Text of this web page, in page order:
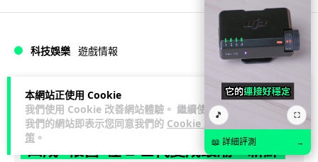
本網站正使用 Cookie
我們使用 Cookie 改善網站體驗。 繼續使用
我們的網站即表示您同意我們的 Cookie 政
策 。
科技娛樂 遊戲情報
Lawton 2 日
日本二手遊戲店減 90% 門市 業績反增
四成 "懷舊"在 Z 世代變成最潮「新鮮
🎵 ⛶
📖 詳細評測 →